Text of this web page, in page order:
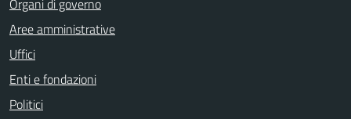
Organi di governo
Aree amministrative
Uffici
Enti e fondazioni
Politici